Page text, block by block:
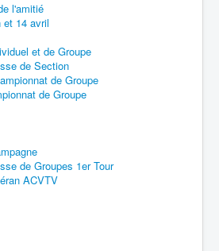
l'amitié
et 14 avril
et de Groupe
de Section
de Groupe
de Groupe
de Groupes 1er Tour
ACVTV